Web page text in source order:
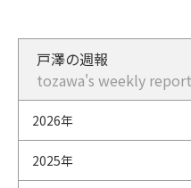
戸澤の週報
tozawa's weekly
2026年
2025年